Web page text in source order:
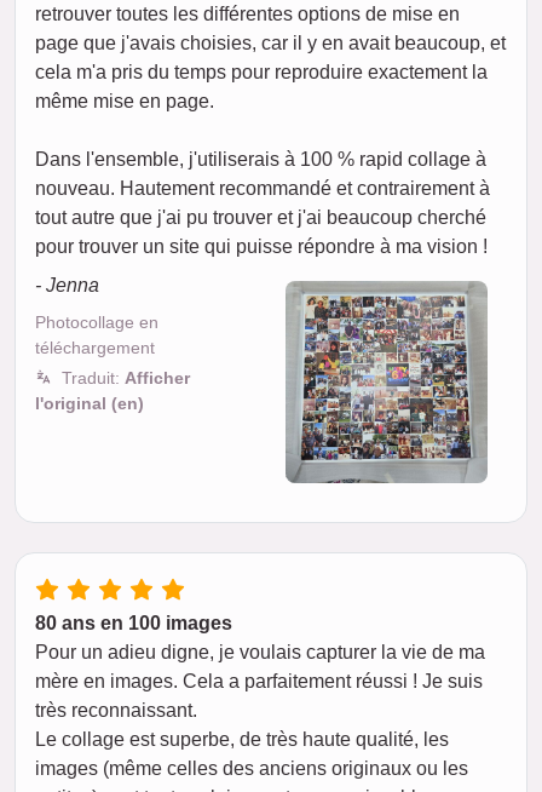
retrouver toutes les différentes options de mise en
page que j'avais choisies, car il y en avait beaucoup, et
cela m'a pris du temps pour reproduire exactement la
même mise en page.
Dans l'ensemble, j'utiliserais à 100 % rapid collage à
nouveau. Hautement recommandé et contrairement à
tout autre que j'ai pu trouver et j'ai beaucoup cherché
pour trouver un site qui puisse répondre à ma vision !
- Jenna
Photocollage en
téléchargement
Traduit: Afficher
l'original (en)
80 ans en 100 images
Pour un adieu digne, je voulais capturer la vie de ma
mère en images. Cela a parfaitement réussi ! Je suis
très reconnaissant.
Le collage est superbe, de très haute qualité, les
images (même celles des anciens originaux ou les